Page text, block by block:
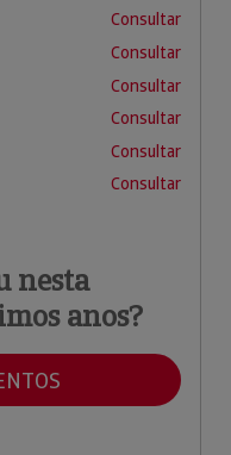
Consultar
Consultar
Consultar
Consultar
Consultar
Consultar
nesta
anos?